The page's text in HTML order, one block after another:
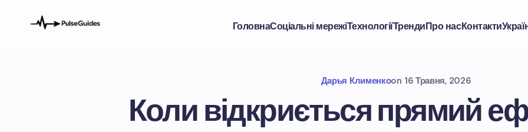
ГоловнаСоціальні мережіТехнологіїТрендиПро насКонтакти
Дарья Клименкоon 16 Травня, 2026
Коли відкриється прямий